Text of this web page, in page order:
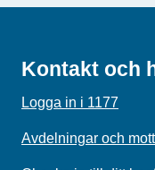
Kontakt och
Logga in i 1177
Avdelningar och